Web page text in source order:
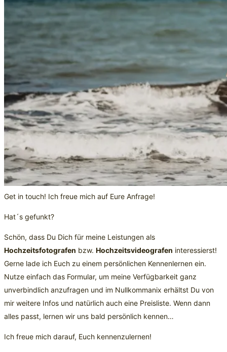
Get in touch! Ich freue mich auf Eure Anfrage!
Hat´s gefunkt?
Schön, dass Du Dich für meine Leistungen als
Hochzeitsfotografen bzw. Hochzeitsvideografen interessierst!
Gerne lade ich Euch zu einem persönlichen Kennenlernen ein.
Nutze einfach das Formular, um meine Verfügbarkeit ganz
unverbindlich anzufragen und im Nullkommanix erhältst Du von
mir weitere Infos und natürlich auch eine Preisliste. Wenn dann
alles passt, lernen wir uns bald persönlich kennen…
Ich freue mich darauf, Euch kennenzulernen!